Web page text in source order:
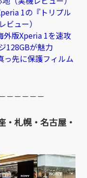
1の『トリプル
ュー）
外版Xperia 1を速攻
128GBが魅力
っ先に保護フィルム
－－－－－
札幌・名古屋・